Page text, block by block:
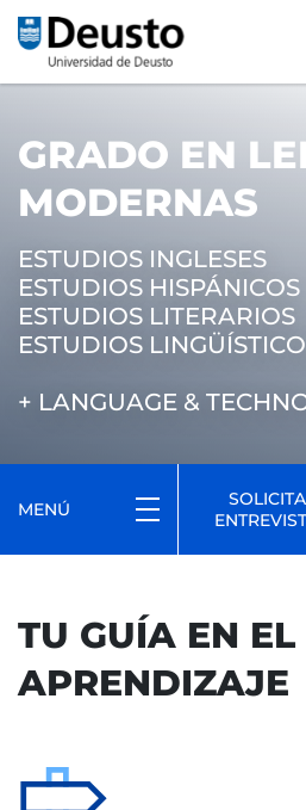
GRADO EN
MODERNAS
ESTUDIOS INGLESES
ESTUDIOS HISPÁNICOS
ESTUDIOS LITERARIOS
ESTUDIOS
+ LANGUAGE &
MENÚ
SOLICITA
TU GUÍA EN EL
APRENDIZAJE